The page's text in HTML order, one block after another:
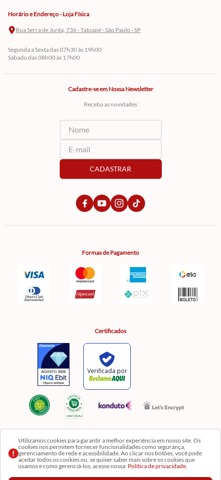
Utilizamos cookies para garantir a melhor experiência em nosso site. Os
cookies nos permitem fornecer funcionalidades como segurança,
gerenciamento de rede e acessibilidade. Ao clicar nos botões, você pode
aceitar todos os cookies ou, se quiser saber mais sobre os cookies que
usamos e como gerenciá-los, acesse nossa Política de privacidade.
Horário e Endereço - Loja Física
Rua Serra de Juréa, 736 - Tatuapé - São Paulo - SP
Segunda a Sexta das 07h30 às 19h00
Sábado das 08h00 às 17h00
Cadastre-se em Nossa Newsletter
Receba as novidades
CADASTRAR
Formas de Pagamento
Certificados
Razão Social: Comercial Luzia Meire de Gêneros Alimentícios LTDA | CNPJ:
08.991.182/0001-11
Os preços, produtos e quantidades da Loja Virtual não se aplicam aos da Loja Física. Na Loja